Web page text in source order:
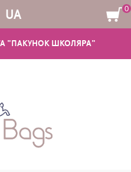
"ПАКУНОК ШКОЛЯРА"
UA 0